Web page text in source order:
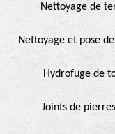
Nettoyage de
Nettoyage et pose
Hydrofuge de
Joints de